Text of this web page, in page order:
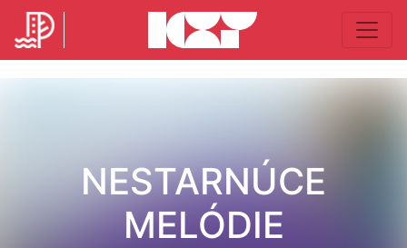
NESTARNÚCE
MELÓDIE